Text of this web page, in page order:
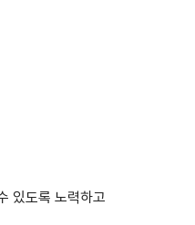
있도록 노력하고